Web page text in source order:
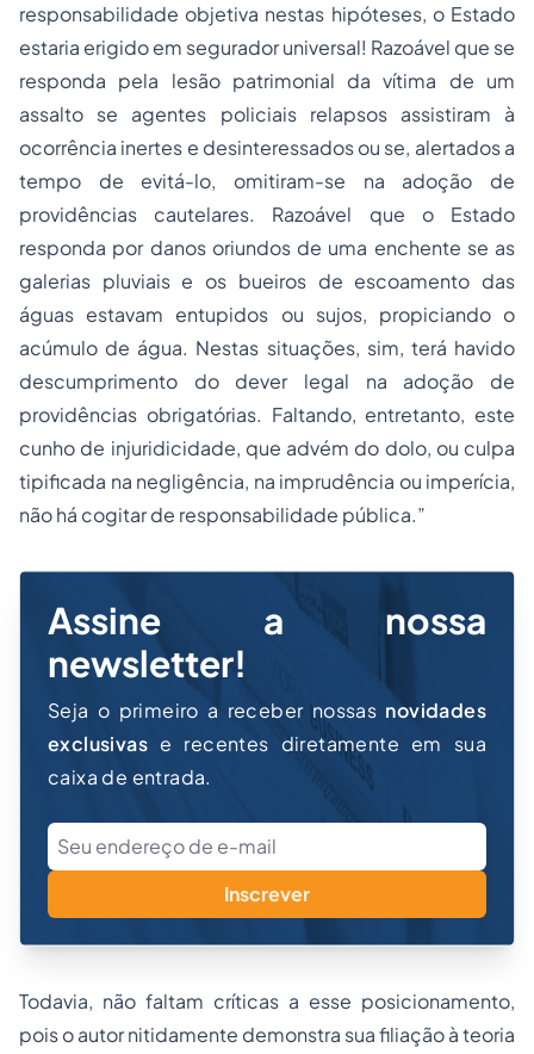
responsabilidade objetiva nestas hipóteses, o Estado
estaria erigido em segurador universal! Razoável que se
responda pela lesão patrimonial da vítima de um
assalto se agentes policiais relapsos assistiram à
ocorrência inertes e desinteressados ou se, alertados a
tempo de evitá-lo, omitiram-se na adoção de
providências cautelares. Razoável que o Estado
responda por danos oriundos de uma enchente se as
galerias pluviais e os bueiros de escoamento das
águas estavam entupidos ou sujos, propiciando o
acúmulo de água. Nestas situações, sim, terá havido
descumprimento do dever legal na adoção de
providências obrigatórias. Faltando, entretanto, este
cunho de injuridicidade, que advém do dolo, ou culpa
tipificada na negligência, na imprudência ou imperícia,
não há cogitar de responsabilidade pública.”
Assine a nossa
newsletter!
Seja o primeiro a receber nossas novidades
exclusivas e recentes diretamente em sua
caixa de entrada.
Inscrever
Todavia, não faltam críticas a esse posicionamento,
pois o autor nitidamente demonstra sua filiação à teoria